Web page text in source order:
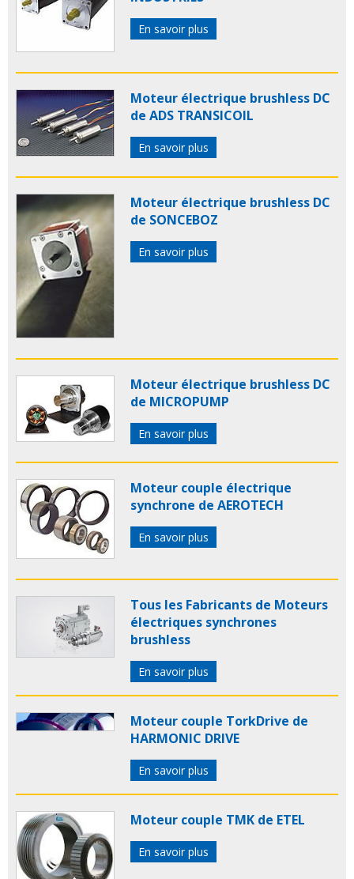
En savoir plus
Moteur électrique brushless DC
de ADS TRANSICOIL
En savoir plus
Moteur électrique brushless DC
de SONCEBOZ
En savoir plus
Moteur électrique brushless DC
de MICROPUMP
En savoir plus
Moteur couple électrique
synchrone de AEROTECH
En savoir plus
Tous les Fabricants de Moteurs
électriques synchrones
brushless
En savoir plus
Moteur couple TorkDrive de
HARMONIC DRIVE
En savoir plus
Moteur couple TMK de ETEL
En savoir plus